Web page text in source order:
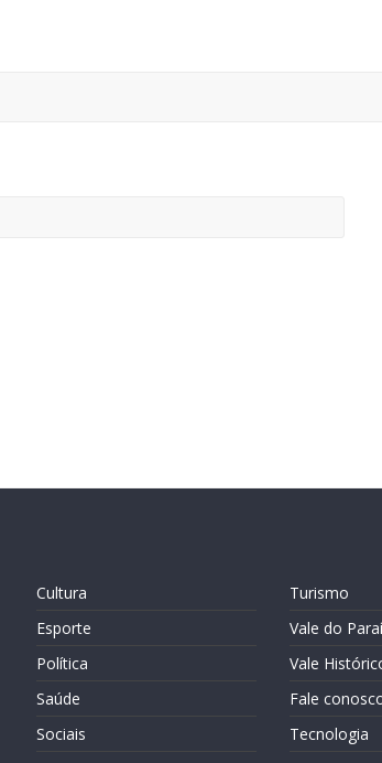
Cultura
Esporte
Política
Saúde
Sociais
Turismo
Vale do
Vale
Fale
Tecnologia